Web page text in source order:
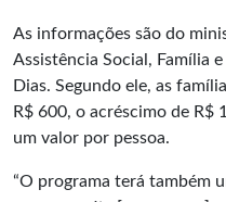
As informações são do
Assistência Social, Família
Dias. Segundo ele, as
R$ 600, o acréscimo de R$
um valor por pessoa.
“O programa terá também